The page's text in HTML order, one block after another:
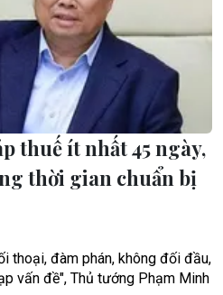
thuế ít nhất 45 ngày,
thời gian chuẩn bị
thoại, đàm phán, không đối đầu,
vấn đề", Thủ tướng Phạm Minh